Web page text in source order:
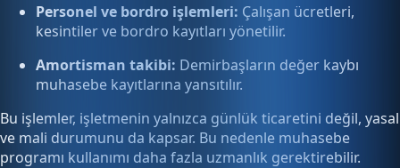
Personel ve bordro işlemleri: Çalışan ücretleri,
kesintiler ve bordro kayıtları yönetilir.
Amortisman takibi: Demirbaşların değer kaybı
muhasebe kayıtlarına yansıtılır.
Bu işlemler, işletmenin yalnızca günlük ticaretini değil, yasal
ve mali durumunu da kapsar. Bu nedenle muhasebe
programı kullanımı daha fazla uzmanlık gerektirebilir.